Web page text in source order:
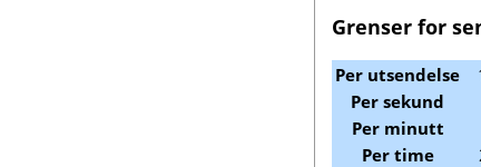
Grenser for
Per utsendelse
Per sekund
Per minutt
Per time